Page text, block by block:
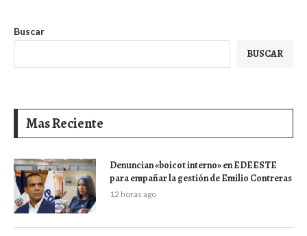
Buscar
BUSCAR
Mas Reciente
Denuncian «boicot interno» en EDEESTE
para empañar la gestión de Emilio Contreras
12 horas ago